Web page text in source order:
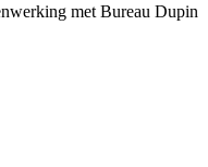
met Bureau Dupin